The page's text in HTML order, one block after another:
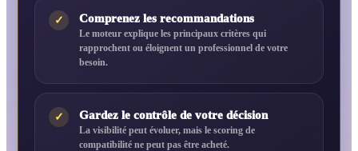
✓ Comprenez les recommandations
Le moteur explique les principaux critères qui
rapprochent ou éloignent un professionnel de votre
besoin.
✓ Gardez le contrôle de votre décision
La visibilité peut évoluer, mais le scoring de
compatibilité ne peut pas être acheté.